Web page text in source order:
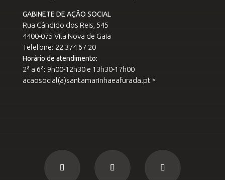
GABINETE DE AÇÃO SOCIAL
Rua Cândido dos Reis, 545
4400-075 Vila Nova de Gaia
Telefone: 22 374 67 20
Horário de atendimento:
2ª a 6ª: 9h00-12h30 e 13h30-17h00
acaosocial(a)santamarinhaeafurada.pt *